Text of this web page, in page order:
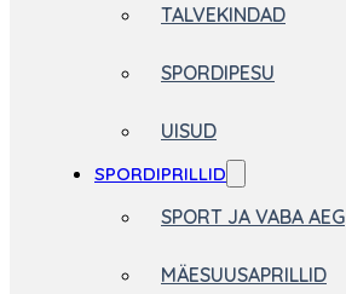
TALVEKINDAD
SPORDIPESU
UISUD
SPORDIPRILLID
SPORT JA VABA AEG
MÄESUUSAPRILLID